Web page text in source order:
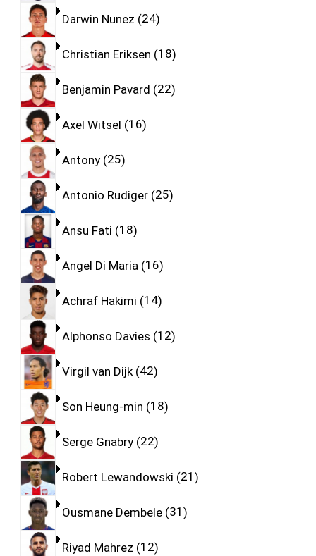
Darwin Nunez 24
Christian Eriksen 18
Benjamin Pavard 22
Axel Witsel 16
Antony 25
Antonio Rudiger 25
Ansu Fati 18
Angel Di Maria 16
Achraf Hakimi 14
Alphonso Davies 12
Virgil van Dijk 42
Son Heung-min 18
Serge Gnabry 22
Robert Lewandowski 21
Ousmane Dembele 31
Riyad Mahrez 12